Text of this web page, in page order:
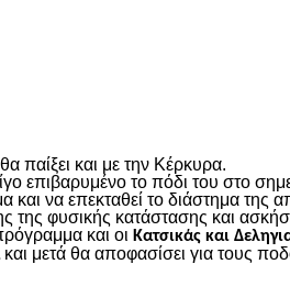
παίξει και με την Κέρκυρα.
επιβαρυμένο το πόδι του στο
να επεκταθεί το διάστημα της
της φυσικής κατάστασης και
και οι Κατσικάς και
και μετά θα αποφασίσει για τους